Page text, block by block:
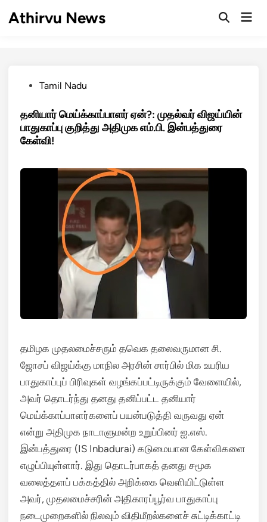
Athirvu News
OpenMain
PostedTamil Nadu
தனியார் மெய்க்காப்பாளர் ஏன்?: முதல்வர் விஜய்யின்
பாதுகாப்பு குறித்து அதிமுக எம்.பி. இன்பத்துரை
கேள்வி!
தமிழக முதலமைச்சரும் தவெக தலைவருமான சி.
ஜோசப் விஜய்க்கு மாநில அரசின் சார்பில் மிக உயரிய
பாதுகாப்புப் பிரிவுகள் வழங்கப்பட்டிருக்கும் வேளையில்,
அவர் தொடர்ந்து தனது தனிப்பட்ட தனியார்
மெய்க்காப்பாளர்களைப் பயன்படுத்தி வருவது ஏன்
என்று அதிமுக நாடாளுமன்ற உறுப்பினர் ஐ.எஸ்.
இன்பத்துரை (IS Inbadurai) கடுமையான கேள்விகளை
எழுப்பியுள்ளார். இது தொடர்பாகத் தனது சமூக
வலைத்தளப் பக்கத்தில் அறிக்கை வெளியிட்டுள்ள
அவர், முதலமைச்சரின் அதிகாரப்பூர்வ பாதுகாப்பு
நடைமுறைகளில் நிலவும் விதிமீறல்களைச் சுட்டிக்காட்டி